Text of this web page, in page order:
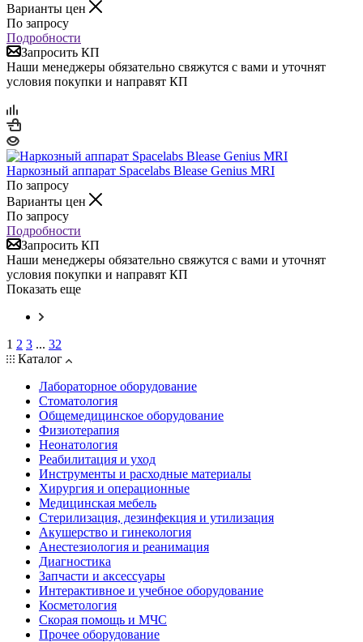
Варианты цен
По запросу
Подробности
Запросить КП
Наши менеджеры обязательно свяжутся с вами и уточнят
условия покупки и направят КП
Наркозный аппарат Spacelabs Blease Genius MRI
По запросу
Варианты цен
По запросу
Подробности
Запросить КП
Наши менеджеры обязательно свяжутся с вами и уточнят
условия покупки и направят КП
Показать еще
1 2 3 ... 32
Каталог
Лабораторное оборудование
Стоматология
Общемедицинское оборудование
Физиотерапия
Неонатология
Реабилитация и уход
Инструменты и расходные материалы
Хирургия и операционные
Медицинская мебель
Стерилизация, дезинфекция и утилизация
Акушерство и гинекология
Анестезиология и реанимация
Диагностика
Запчасти и аксессуары
Интерактивное и учебное оборудование
Косметология
Скорая помощь и МЧС
Прочее оборудование